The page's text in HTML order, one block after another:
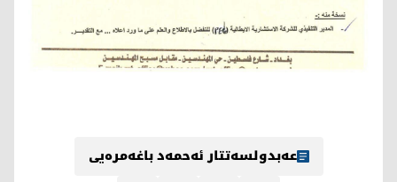
عەبدولسەتتار ئەحمەد باغەمرەیی